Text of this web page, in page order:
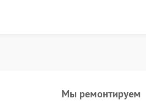
Мы ремонтируем